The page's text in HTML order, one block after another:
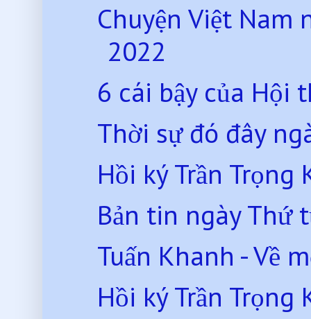
Chuyện Việt
2022
6 cái bậy của Hội
Thời sự đó đây
Hồi ký Trần
Bản tin ngày Thứ
Tuấn Khanh - Về
Hồi ký Trần